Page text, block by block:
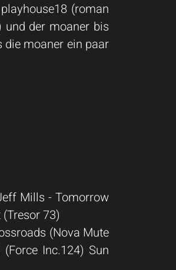
(roman
der moaner bis
moaner ein paar
Mills - Tomorrow
73)
(Nova Mute
Inc.124) Sun